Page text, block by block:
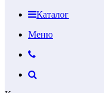
Каталог
Меню